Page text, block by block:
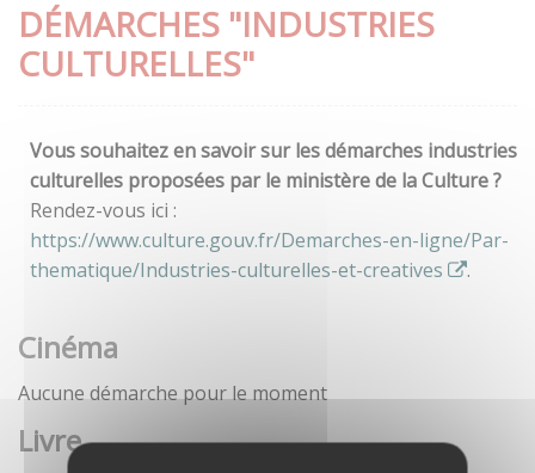
DÉMARCHES "INDUSTRIES
CULTURELLES"
Vous souhaitez en savoir sur les démarches industries
culturelles proposées par le ministère de la Culture ?
Rendez-vous ici :
https://www.culture.gouv.fr/Demarches-en-ligne/Par-
thematique/Industries-culturelles-et-creatives
.
Cinéma
Aucune démarche pour le moment
Livre